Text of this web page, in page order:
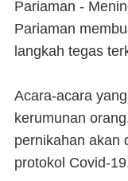
Pariaman -
Pariaman
langkah tegas
Acara-acara
kerumunan
pernikahan akan
protokol Covid-